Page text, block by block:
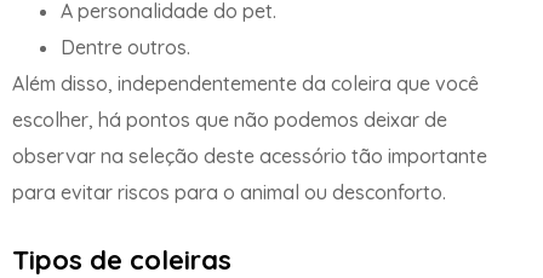
A personalidade do pet.
Dentre outros.
Além disso, independentemente da coleira que você
escolher, há pontos que não podemos deixar de
observar na seleção deste acessório tão importante
para evitar riscos para o animal ou desconforto.
Tipos de coleiras